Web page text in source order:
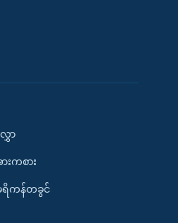
ာ
ကစား
ကန်တခွင်